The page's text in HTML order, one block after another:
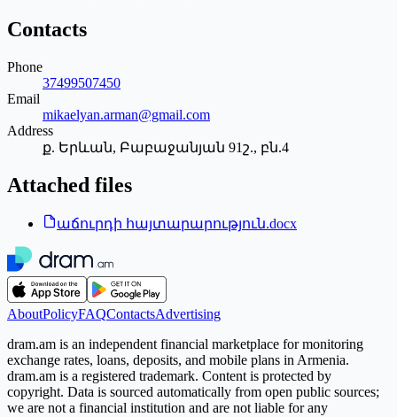
Contacts
Phone
37499507450
Email
mikaelyan.arman@gmail.com
Address
ք. Երևան, Բաբաջանյան 91շ., բն.4
Attached files
աճուրդի հայտարարություն.docx
AboutPolicyFAQContactsAdvertising
dram.am is an independent financial marketplace for monitoring
exchange rates, loans, deposits, and mobile plans in Armenia.
dram.am is a registered trademark. Content is protected by
copyright. Data is sourced automatically from open public sources;
we are not a financial institution and are not liable for any